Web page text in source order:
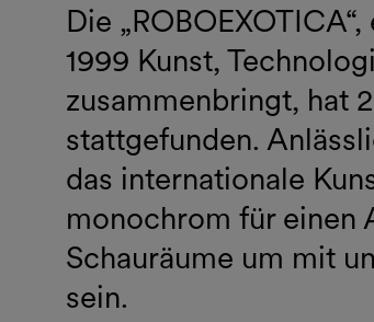
Die
1999 Kunst,
zusammenbringt, hat
stattgefunden.
das internationale
monochrom für einen
Schauräume um mit
sein.